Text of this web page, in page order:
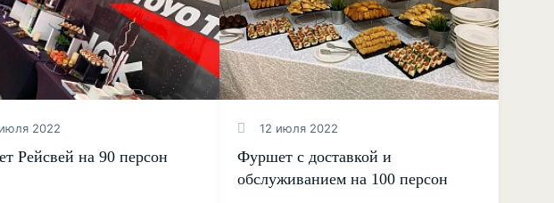
2022
Рейсвей на 90 персон
12 июля 2022
Фуршет с доставкой и
обслуживанием на 100 персон